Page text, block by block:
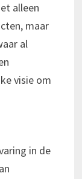
alleen
maar
al
visie om
in de